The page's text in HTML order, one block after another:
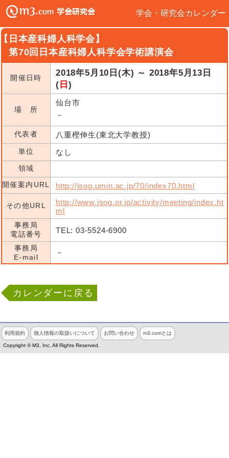
学会・研究会カレンダー
日本産科婦人科学会】
第70回日本産科婦人科学会学術講演会
開催日時
2018年5月10日(木) ～ 2018年5月13日
( 日 )
場 所
仙台市
－
代表者 八重樫伸生(東北大学教授)
単位 なし
領域
開催案内URL
http://jsog.umin.ac.jp/70/index70.html
その他URL
http://www.jsog.or.jp/activity/meeting/index.ht
ml
事務局
電話番号
TEL: 03-5524-6900
事務局
E-mail
－
カレンダーに戻る
利用規約 個人情報の取扱いについて お問い合わせ m3.comとは
Copyright © M3, Inc. All Rights Reserved.